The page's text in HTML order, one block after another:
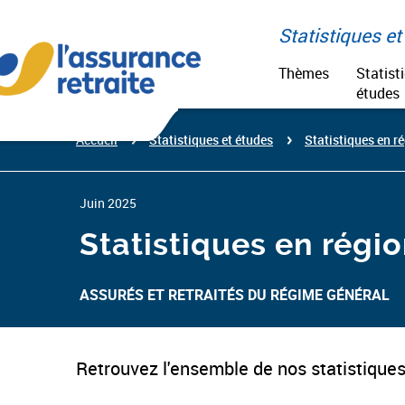
contenu
Statistiques
Thèmes
études
Accueil Statistiques et études Statistiques en
Juin 2025
Statistiques en
ASSURÉS ET RETRAITÉS DU RÉGIME GÉNÉRAL​
Retrouvez l'ensemble de nos